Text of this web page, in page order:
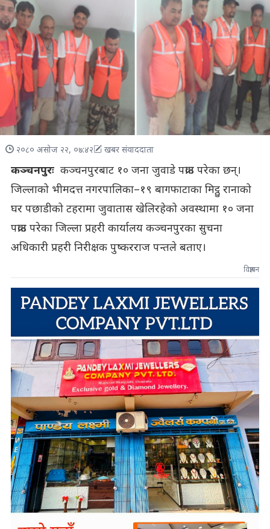
२०८० असोज २२, ०७:४२ खबर संवाददाता
कञ्चनपुरःकञ्चनपुरबाट १० जना जुवाडे पक्राउ परेका छन्।
जिल्लाको भीमदत्त नगरपालिका–१९ बागफाटाका मिट्ठु रानाको
घर पछाडीको टहरामा जुवातास खेलिरहेको अवस्थामा १० जना
पक्राउ परेका जिल्ला प्रहरी कार्यालय कञ्चनपुरका सुचना
अधिकारी प्रहरी निरीक्षक पुष्करराज पन्तले बताए।
विज्ञापन